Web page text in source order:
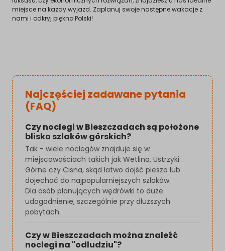
miejsce na każdy wyjazd. Zaplanuj swoje następne wakacje z
nami i odkryj piękno Polski!
Najczęściej zadawane pytania
(FAQ)
Czy noclegi w Bieszczadach są położone
blisko szlaków górskich?
Tak - wiele noclegów znajduje się w
miejscowościach takich jak Wetlina, Ustrzyki
Górne czy Cisna, skąd łatwo dojść pieszo lub
dojechać do najpopularniejszych szlaków.
Dla osób planujących wędrówki to duże
udogodnienie, szczególnie przy dłuższych
pobytach.
Czy w Bieszczadach można znaleźć
noclegi na "odludziu"?